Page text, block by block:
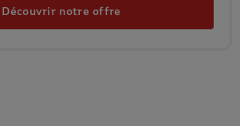
Découvrir notre offre